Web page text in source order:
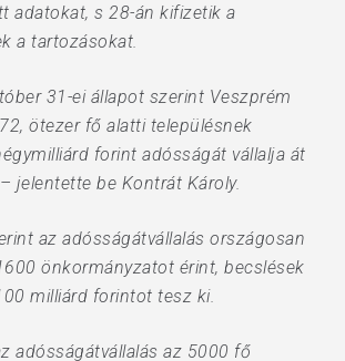
adatokat, s 28-án kifizetik a
a tartozásokat.
31-ei állapot szerint Veszprém
ötezer fő alatti településnek
forint adósságát vállalja át
jelentette be Kontrát Károly.
az adósságátvállalás országosan
önkormányzatot érint, becslések
milliárd forintot tesz ki.
adósságátvállalás az 5000 fő